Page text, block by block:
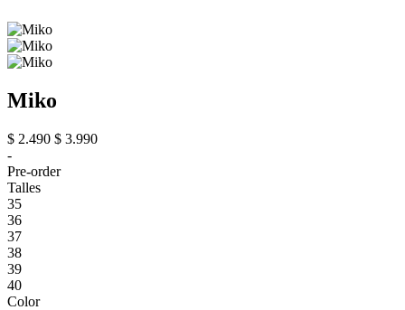
Miko
$ 2.490 $ 3.990
-
Pre-order
Talles
35
36
37
38
39
40
Color